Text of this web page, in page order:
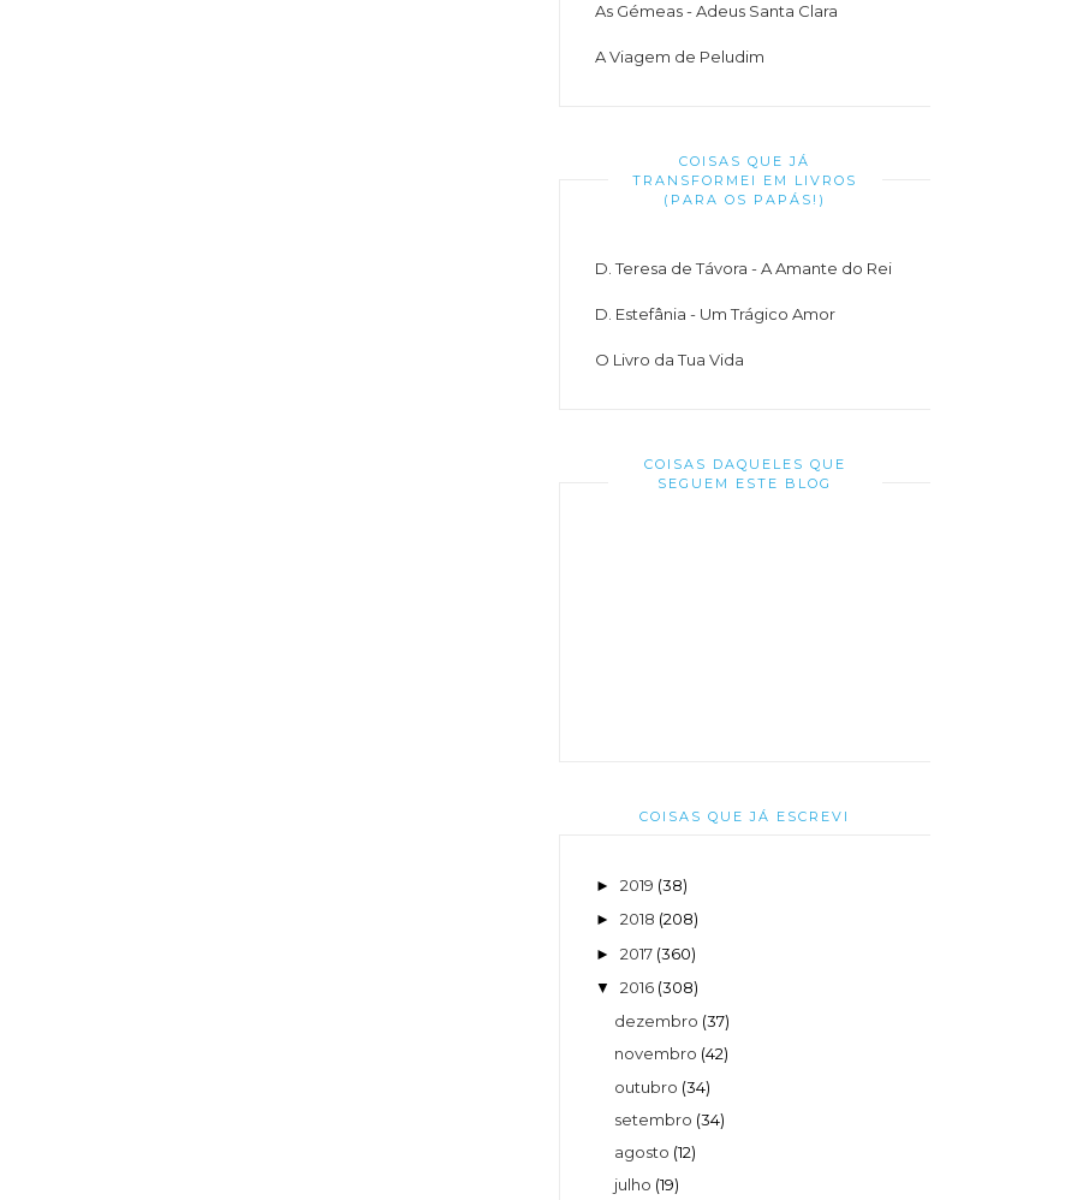
As Gémeas - Adeus Santa Clara
A Viagem de Peludim
COISAS QUE JÁ
TRANSFORMEI EM LIVROS
(PARA OS PAPÁS!)
D. Teresa de Távora - A Amante do Rei
D. Estefânia - Um Trágico Amor
O Livro da Tua Vida
COISAS DAQUELES QUE
SEGUEM ESTE BLOG
COISAS QUE JÁ ESCREVI
► 2019 (38)
► 2018 (208)
► 2017 (360)
▼ 2016 (308)
dezembro (37)
novembro (42)
outubro (34)
setembro (34)
agosto (12)
julho (19)